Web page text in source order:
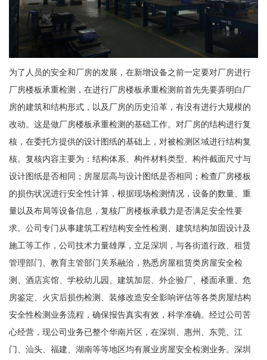
为了人员的安全和厂房的发展，在新增设备之前一定要对厂房进行
厂房楼板承重检测，在进行厂房楼板承重检测前首先先要弄明白厂
房的建筑和结构形式，以及厂房的历史沿革，有没有进行大规模的
改动。这是做厂房楼板承重检测的基础工作。对厂房的结构进行复
核，在委托方提供的设计图纸的基础上，对被检测区域进行结构复
核。复核内容主要为：结构体系、构件材料类型、构件截面尺寸与
设计图纸是否相同；房屋层高与设计图纸是否相同；检查厂房楼板
的损伤状况进行安全性计算，根据现场检测情况，设备的数量、重
量以及布局等设备信息，复核厂房楼板承载力是否满足安全性要
求。公司专门从事建筑工程结构安全性检测、建筑结构加固设计及
施工等工作，公司技术力量雄厚，立足深圳，与各街道行政、租赁
管理部门、教育主管部门关系融洽，熟悉房屋租赁类房屋安全检
测、酒店宾馆、学校幼儿园、建筑加层、外企验厂、楼面承重、危
房鉴定、火灾后损伤检测、装修改造安全影响评估等各类房屋结构
安全性检测业务流程，确保报告真实有效，科学准确。经过公司苦
心经营，现公司业务已整个华南片区，在深圳、惠州、东莞、江
门、汕头、福建、湖南等等地区均有展业房屋安全检测业务。深圳